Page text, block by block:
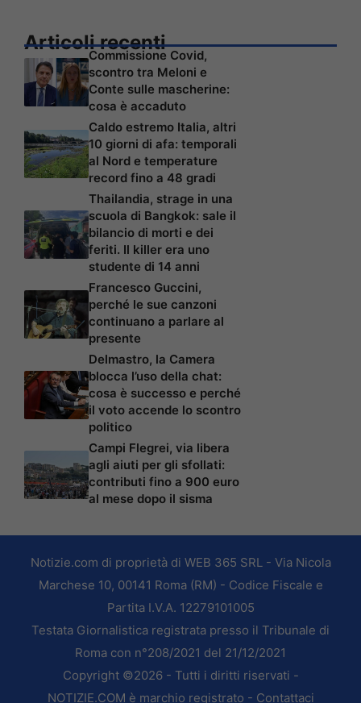
Articoli recenti
Commissione Covid,
scontro tra Meloni e
Conte sulle mascherine:
cosa è accaduto
Caldo estremo Italia, altri
10 giorni di afa: temporali
al Nord e temperature
record fino a 48 gradi
Thailandia, strage in una
scuola di Bangkok: sale il
bilancio di morti e dei
feriti. Il killer era uno
studente di 14 anni
Francesco Guccini,
perché le sue canzoni
continuano a parlare al
presente
Delmastro, la Camera
blocca l’uso della chat:
cosa è successo e perché
il voto accende lo scontro
politico
Campi Flegrei, via libera
agli aiuti per gli sfollati:
contributi fino a 900 euro
al mese dopo il sisma
Notizie.com di proprietà di WEB 365 SRL - Via Nicola
Marchese 10, 00141 Roma (RM) - Codice Fiscale e
Partita I.V.A. 12279101005
Testata Giornalistica registrata presso il Tribunale di
Roma con n°208/2021 del 21/12/2021
Copyright ©2026 - Tutti i diritti riservati -
NOTIZIE.COM è marchio registrato - Contattaci